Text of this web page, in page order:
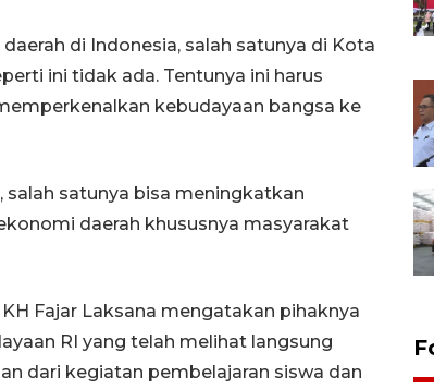
di Indonesia, salah satunya di Kota
ini tidak ada. Tentunya ini harus
kebudayaan bangsa ke
satunya bisa meningkatkan
daerah khususnya masyarakat
Fajar Laksana mengatakan pihaknya
RI yang telah melihat langsung
dari kegiatan pembelajaran siswa dan